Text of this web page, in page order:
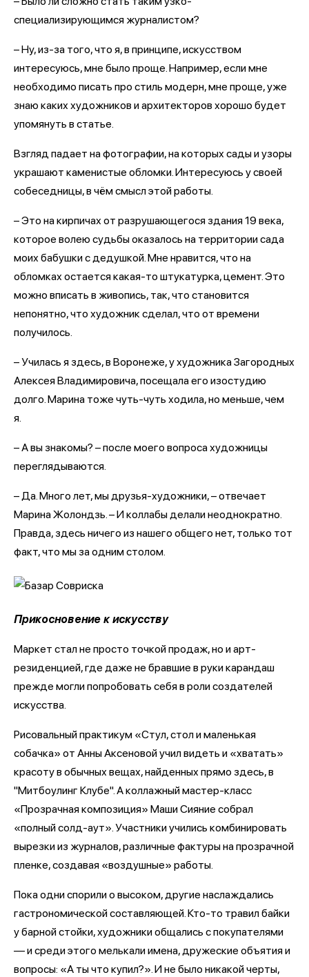
специализирующимся журналистом?
– Ну, из-за того, что я, в принципе, искусством
интересуюсь, мне было проще. Например, если мне
необходимо писать про стиль модерн, мне проще, уже
знаю каких художников и архитекторов хорошо будет
упомянуть в статье.
Взгляд падает на фотографии, на которых сады и узоры
украшают каменистые обломки. Интересуюсь у своей
собеседницы, в чём смысл этой работы.
– Это на кирпичах от разрушающегося здания 19 века,
которое волею судьбы оказалось на территории сада
моих бабушки с дедушкой. Мне нравится, что на
обломках остается какая-то штукатурка, цемент. Это
можно вписать в живопись, так, что становится
непонятно, что художник сделал, что от времени
получилось.
– Училась я здесь, в Воронеже, у художника Загородных
Алексея Владимировича, посещала его изостудию
долго. Марина тоже чуть-чуть ходила, но меньше, чем
я.
– А вы знакомы? – после моего вопроса художницы
переглядываются.
– Да. Много лет, мы друзья-художники, – отвечает
Марина Жолондзь. – И коллабы делали неоднократно.
Правда, здесь ничего из нашего общего нет, только тот
факт, что мы за одним столом.
Прикосновение к искусству
Маркет стал не просто точкой продаж, но и арт-
резиденцией, где даже не бравшие в руки карандаш
прежде могли попробовать себя в роли создателей
искусства.
Рисовальный практикум «Стул, стол и маленькая
собачка» от Анны Аксеновой учил видеть и «хватать»
красоту в обычных вещах, найденных прямо здесь, в
"Митбоулинг Клубе". А коллажный мастер-класс
«Прозрачная композиция» Маши Сияние собрал
«полный солд-аут». Участники учились комбинировать
вырезки из журналов, различные фактуры на прозрачной
пленке, создавая «воздушные» работы.
Пока одни спорили о высоком, другие наслаждались
гастрономической составляющей. Кто-то травил байки
у барной стойки, художники общались с покупателями
— и среди этого мелькали имена, дружеские объятия и
вопросы: «А ты что купил?». И не было никакой черты,